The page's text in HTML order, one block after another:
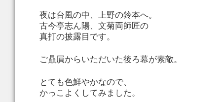
夜は台風の中、上野の鈴本へ。
古今亭志ん陽、文菊両師匠の
真打の披露目です。
ご贔屓からいただいた後ろ幕が素敵。
とても色鮮やかなので、
かっこよくしてみました。